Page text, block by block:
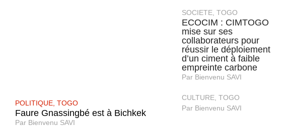
POLITIQUE TOGO
Faure Gnassingbé est à Bichkek
Par Bienvenu SAVI
SOCIETE TOGO
ECOCIM : CIMTOGO
mise sur ses
collaborateurs pour
réussir le déploiement
d’un ciment à faible
empreinte carbone
Par Bienvenu SAVI
CULTURE TOGO
Par Bienvenu SAVI